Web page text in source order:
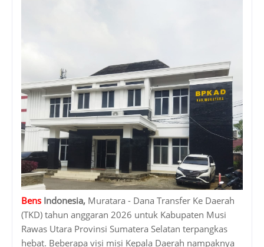
Bens Indonesia, Muratara - Dana Transfer Ke Daerah
(TKD) tahun anggaran 2026 untuk Kabupaten Musi
Rawas Utara Provinsi Sumatera Selatan terpangkas
hebat. Beberapa visi misi Kepala Daerah nampaknya